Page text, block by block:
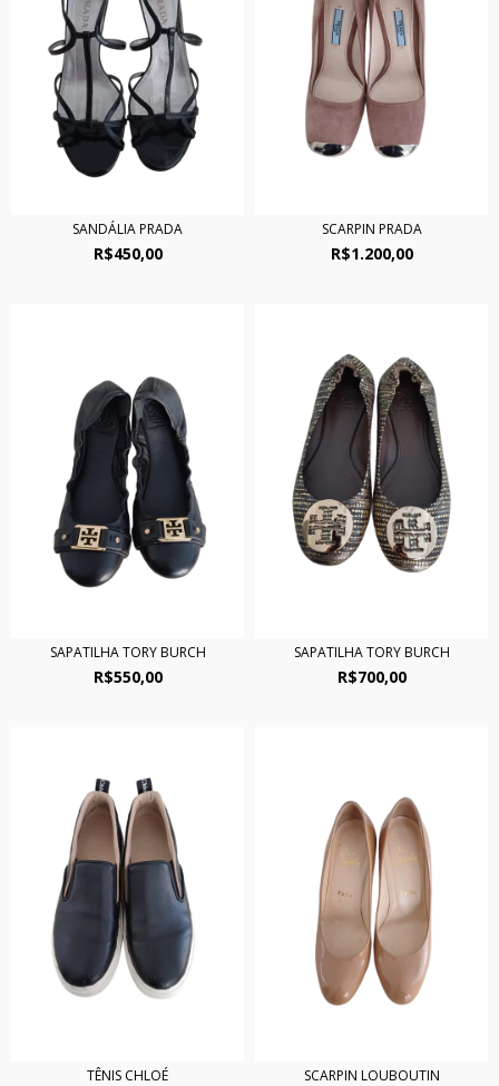
SANDÁLIA PRADA
R$450,00
SCARPIN PRADA
R$1.200,00
SAPATILHA TORY BURCH
R$550,00
SAPATILHA TORY BURCH
R$700,00
TÊNIS CHLOÉ SCARPIN LOUBOUTIN